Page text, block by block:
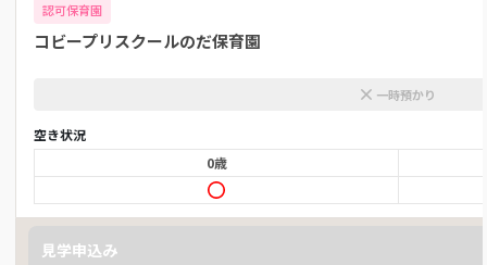
認可保育園
コビープリスクールのだ保育園
一時預かり
空き状況
0歳
見学申込み